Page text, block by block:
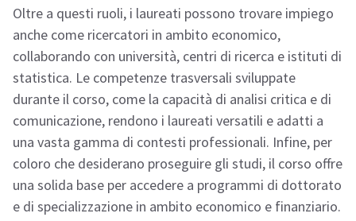
Oltre a questi ruoli, i laureati possono trovare impiego
anche come ricercatori in ambito economico,
collaborando con università, centri di ricerca e istituti di
statistica. Le competenze trasversali sviluppate
durante il corso, come la capacità di analisi critica e di
comunicazione, rendono i laureati versatili e adatti a
una vasta gamma di contesti professionali. Infine, per
coloro che desiderano proseguire gli studi, il corso offre
una solida base per accedere a programmi di dottorato
e di specializzazione in ambito economico e finanziario.